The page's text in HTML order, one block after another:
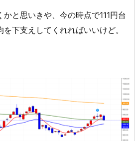
かと思いきや、今の時点で111円台
下支えしてくれればいいけど。